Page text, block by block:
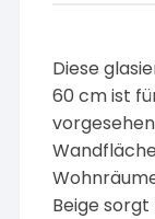
Diese
60 cm ist
Beige